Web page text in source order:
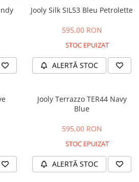
Jooly Silk SIL53 Bleu Petrolette
595,00 RON
STOC EPUIZAT
ALERTĂ STOC
Jooly Terrazzo TER44 Navy
Blue
595,00 RON
STOC EPUIZAT
ALERTĂ STOC